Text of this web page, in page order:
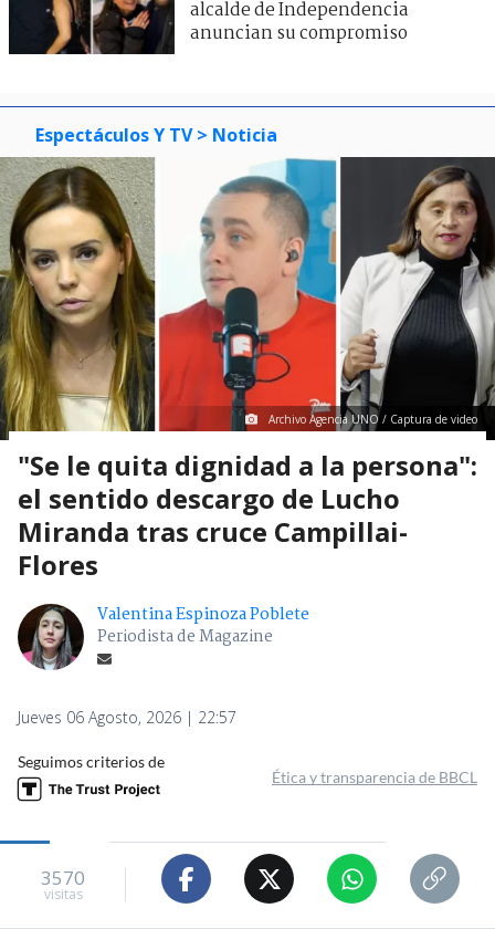
alcalde de Independencia
anuncian su compromiso
Espectáculos Y TV > Noticia
Archivo Agencia UNO / Captura de video
"Se le quita dignidad a la persona":
el sentido descargo de Lucho
Miranda tras cruce Campillai-
Flores
Valentina Espinoza Poblete
Periodista de Magazine
Jueves 06 Agosto, 2026 | 22:57
Seguimos criterios de
Ética y transparencia de BBCL
3570
visitas